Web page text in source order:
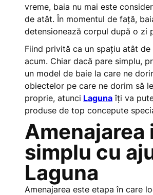
vreme, baia nu mai este
de atât. În momentul de față,
detensionează corpul după o zi
Fiind privită ca un spațiu atât
acum. Chiar dacă pare simplu,
un model de baie la care ne
obiectelor pe care ne dorim să
proprie, atunci Laguna îți va
produse de top concepute
Amenajarea
simplu cu
Laguna
Amenajarea este etapa în care